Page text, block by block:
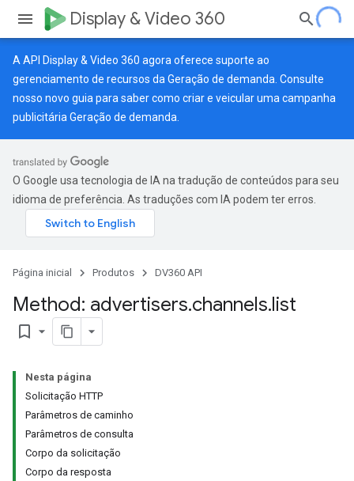
Display & Video 360
A API Display & Video 360 agora oferece suporte ao
gerenciamento de recursos da Geração de demanda. Consulte
nosso novo guia para saber como criar e veicular uma campanha
publicitária Geração de demanda.
O Google usa tecnologia de IA na tradução de conteúdos para seu
idioma de preferência. As traduções com IA podem ter erros.
Página inicial Produtos DV360 API
Method: advertisers.channels.list
bookmark_border
Nesta página
Solicitação HTTP
Parâmetros de caminho
Parâmetros de consulta
Corpo da solicitação
Corpo da resposta